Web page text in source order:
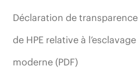
Déclaration de transparence
de HPE relative à l’esclavage
moderne (PDF)